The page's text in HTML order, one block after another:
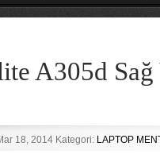
A305d
18, 2014 Kategori: LAPTOP